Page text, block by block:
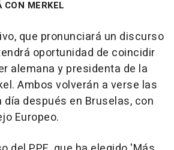
CON MERKEL
que pronunciará un discurso
oportunidad de coincidir
alemana y presidenta de la
Ambos volverán a verse las
después en Bruselas, con
Europeo.